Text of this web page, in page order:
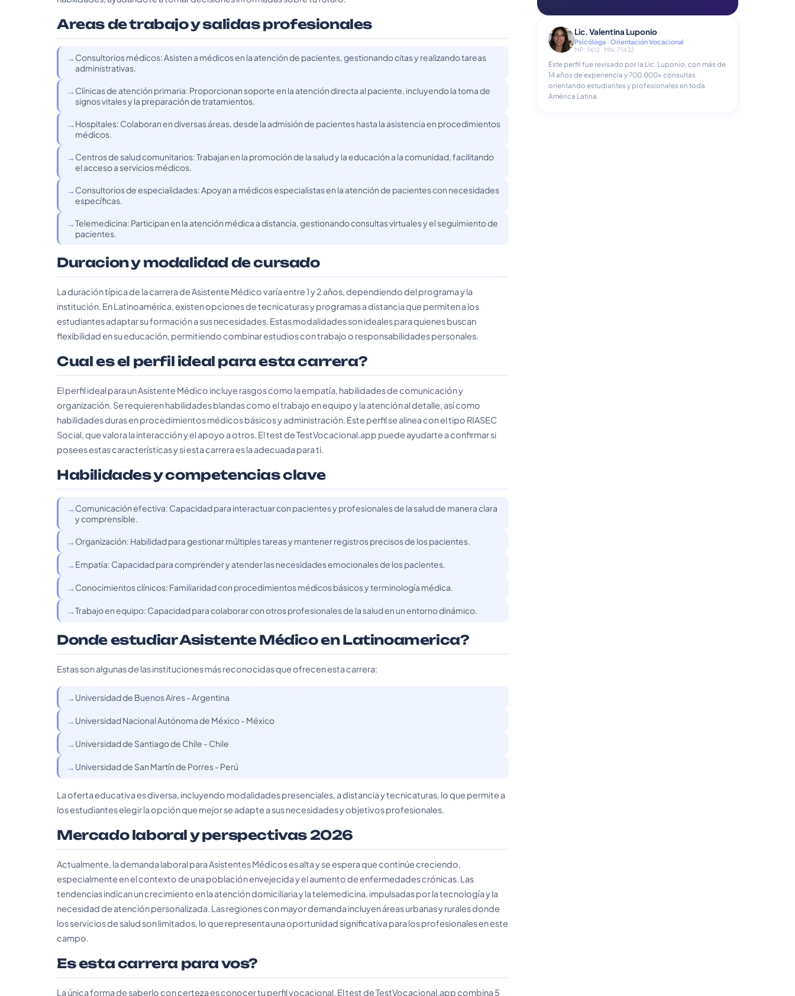
Areas de trabajo y salidas profesionales
Consultorios médicos: Asisten a médicos en la atención de pacientes, gestionando citas y realizando tareas
administrativas.
Clínicas de atención primaria: Proporcionan soporte en la atención directa al paciente, incluyendo la toma de
signos vitales y la preparación de tratamientos.
Hospitales: Colaboran en diversas áreas, desde la admisión de pacientes hasta la asistencia en procedimientos
médicos.
Centros de salud comunitarios: Trabajan en la promoción de la salud y la educación a la comunidad, facilitando
el acceso a servicios médicos.
Consultorios de especialidades: Apoyan a médicos especialistas en la atención de pacientes con necesidades
específicas.
Telemedicina: Participan en la atención médica a distancia, gestionando consultas virtuales y el seguimiento de
pacientes.
Duracion y modalidad de cursado
La duración típica de la carrera de Asistente Médico varía entre 1 y 2 años, dependiendo del programa y la
institución. En Latinoamérica, existen opciones de tecnicaturas y programas a distancia que permiten a los
estudiantes adaptar su formación a sus necesidades. Estas modalidades son ideales para quienes buscan
flexibilidad en su educación, permitiendo combinar estudios con trabajo o responsabilidades personales.
Cual es el perfil ideal para esta carrera?
El perfil ideal para un Asistente Médico incluye rasgos como la empatía, habilidades de comunicación y
organización. Se requieren habilidades blandas como el trabajo en equipo y la atención al detalle, así como
habilidades duras en procedimientos médicos básicos y administración. Este perfil se alinea con el tipo RIASEC
Social, que valora la interacción y el apoyo a otros. El test de TestVocacional.app puede ayudarte a confirmar si
posees estas características y si esta carrera es la adecuada para ti.
Habilidades y competencias clave
Comunicación efectiva: Capacidad para interactuar con pacientes y profesionales de la salud de manera clara
y comprensible.
Organización: Habilidad para gestionar múltiples tareas y mantener registros precisos de los pacientes.
Empatía: Capacidad para comprender y atender las necesidades emocionales de los pacientes.
Conocimientos clínicos: Familiaridad con procedimientos médicos básicos y terminología médica.
Trabajo en equipo: Capacidad para colaborar con otros profesionales de la salud en un entorno dinámico.
Donde estudiar Asistente Médico en Latinoamerica?
Estas son algunas de las instituciones más reconocidas que ofrecen esta carrera:
Universidad de Buenos Aires - Argentina
Universidad Nacional Autónoma de México - México
Universidad de Santiago de Chile - Chile
Universidad de San Martín de Porres - Perú
La oferta educativa es diversa, incluyendo modalidades presenciales, a distancia y tecnicaturas, lo que permite a
los estudiantes elegir la opción que mejor se adapte a sus necesidades y objetivos profesionales.
Mercado laboral y perspectivas 2026
Actualmente, la demanda laboral para Asistentes Médicos es alta y se espera que continúe creciendo,
especialmente en el contexto de una población envejecida y el aumento de enfermedades crónicas. Las
tendencias indican un crecimiento en la atención domiciliaria y la telemedicina, impulsadas por la tecnología y la
necesidad de atención personalizada. Las regiones con mayor demanda incluyen áreas urbanas y rurales donde
los servicios de salud son limitados, lo que representa una oportunidad significativa para los profesionales en este
campo.
Es esta carrera para vos?
La única forma de saberlo con certeza es conocer tu perfil vocacional. El test de TestVocacional.app combina 5
Lic. Valentina Luponio
Psicóloga · Orientación Vocacional
MP: 9612 · MN: 71432
Este perfil fue revisado por la Lic. Luponio, con más de
14 años de experiencia y 700.000+ consultas
orientando estudiantes y profesionales en toda
América Latina.